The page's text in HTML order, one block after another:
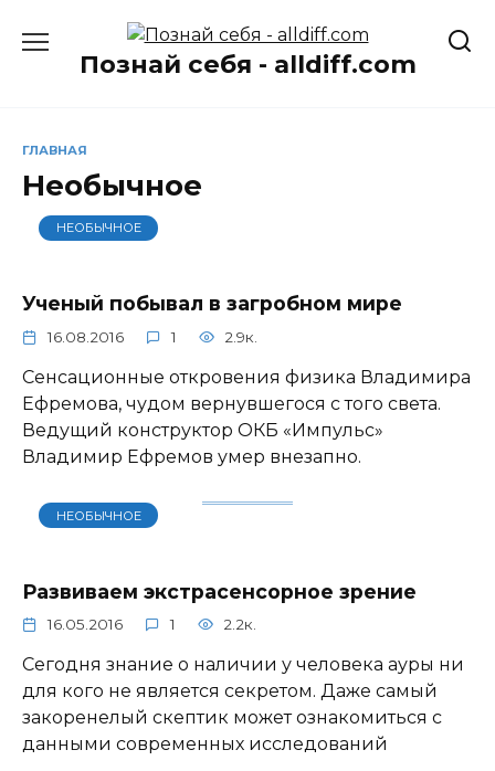
содержаниюПознай себя - alldiff.com
ГЛАВНАЯ
Необычное
НЕОБЫЧНОЕ
Ученый побывал в загробном мире
16.08.2016 1 2.9к.
Сенсационные откровения физика Владимира
Ефремова, чудом вернувшегося с того света.
Ведущий конструктор ОКБ «Импульс»
Владимир Ефремов умер внезапно.
НЕОБЫЧНОЕ
Развиваем экстрасенсорное зрение
16.05.2016 1 2.2к.
Сегодня знание о наличии у человека ауры ни
для кого не является секретом. Даже самый
закоренелый скептик может ознакомиться с
данными современных исследований